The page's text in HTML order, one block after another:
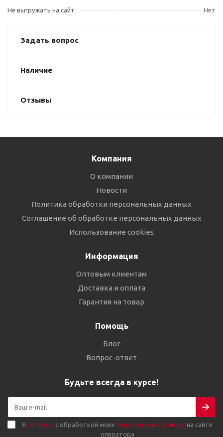
Не выгружать на сайт
Нет
Задать вопрос
Наличие
Отзывы
Компания
О компании
Новости
Политика обработки персональных данных
Соглашение об обработке персональных данных
Использование cookies
Информация
Оптовым клиентам
Доставка и оплата
Гарантия на товар
Помощь
Блог
Вопрос-ответ
Будьте всегда в курсе!
Я согласен с обработкой моих персональных данных на сайте
оператора